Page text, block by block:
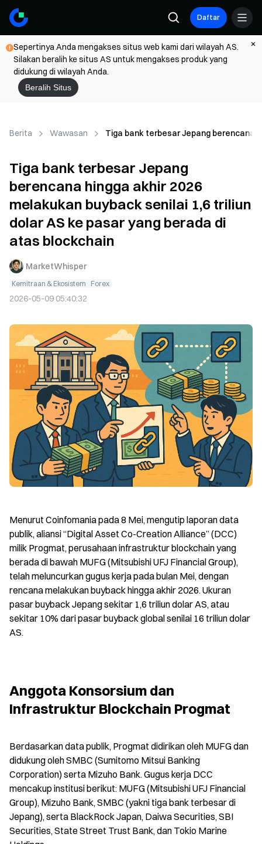
Daftar
Sepertinya Anda mengakses situs web kami dari wilayah AS.
Silakan beralih ke situs AS untuk mengakses produk yang
didukung di wilayah Anda.
Beralih Situs
Berita Wawasan Tiga bank terbesar Jepang berencana
Tiga bank terbesar Jepang
berencana hingga akhir 2026
melakukan buyback senilai 1,6 triliun
dolar AS ke pasar yang berada di
atas blockchain
MarketWhisper
Kemitraan & Ekosistem Forex
2026-05-09 05:40:32
Menurut Coinfomania pada 8 Mei, mengutip laporan data
publik, aliansi “Digital Asset Co-Creation Alliance” (DCC)
milik Progmat, perusahaan infrastruktur blockchain yang
berada di bawah MUFG (Mitsubishi UFJ Financial Group),
telah meluncurkan gugus kerja pada bulan Mei, dengan
rencana melakukan buyback hingga akhir 2026. Ukuran
pasar buyback Jepang sekitar 1,6 triliun dolar AS, atau
sekitar 10% dari pasar buyback global senilai 16 triliun dolar
AS.
Anggota Konsorsium dan
Infrastruktur Blockchain Progmat
Berdasarkan data publik, Progmat didirikan oleh MUFG dan
didukung oleh SMBC (Sumitomo Mitsui Banking
Corporation) serta Mizuho Bank. Gugus kerja DCC
mencakup institusi berikut: MUFG (Mitsubishi UFJ Financial
Group), Mizuho Bank, SMBC (yakni tiga bank terbesar di
Jepang), serta BlackRock Japan, Daiwa Securities, SBI
Securities, State Street Trust Bank, dan Tokio Marine